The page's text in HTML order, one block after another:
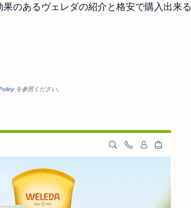
のあるヴェレダの紹介と格安で購入出来る
を参照ください。